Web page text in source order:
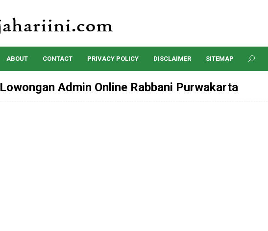
ABOUT CONTACT PRIVACY POLICY DISCLAIMER SITEMAP
Lowongan Admin Online Rabbani Purwakarta